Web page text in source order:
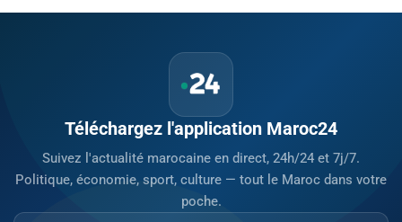
Téléchargez l'application Maroc24
Suivez l'actualité marocaine en direct, 24h/24 et 7j/7.
Politique, économie, sport, culture — tout le Maroc dans votre
poche.